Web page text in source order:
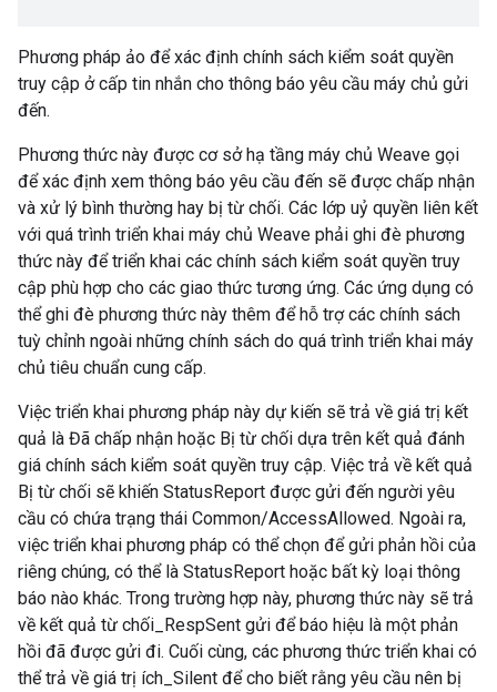
Phương pháp ảo để xác định chính sách kiểm soát quyền
truy cập ở cấp tin nhắn cho thông báo yêu cầu máy chủ gửi
đến.
Phương thức này được cơ sở hạ tầng máy chủ Weave gọi
để xác định xem thông báo yêu cầu đến sẽ được chấp nhận
và xử lý bình thường hay bị từ chối. Các lớp uỷ quyền liên kết
với quá trình triển khai máy chủ Weave phải ghi đè phương
thức này để triển khai các chính sách kiểm soát quyền truy
cập phù hợp cho các giao thức tương ứng. Các ứng dụng có
thể ghi đè phương thức này thêm để hỗ trợ các chính sách
tuỳ chỉnh ngoài những chính sách do quá trình triển khai máy
chủ tiêu chuẩn cung cấp.
Việc triển khai phương pháp này dự kiến sẽ trả về giá trị kết
quả là Đã chấp nhận hoặc Bị từ chối dựa trên kết quả đánh
giá chính sách kiểm soát quyền truy cập. Việc trả về kết quả
Bị từ chối sẽ khiến StatusReport được gửi đến người yêu
cầu có chứa trạng thái Common/AccessAllowed. Ngoài ra,
việc triển khai phương pháp có thể chọn để gửi phản hồi của
riêng chúng, có thể là StatusReport hoặc bất kỳ loại thông
báo nào khác. Trong trường hợp này, phương thức này sẽ trả
về kết quả từ chối_RespSent gửi để báo hiệu là một phản
hồi đã được gửi đi. Cuối cùng, các phương thức triển khai có
thể trả về giá trị ích_Silent để cho biết rằng yêu cầu nên bị